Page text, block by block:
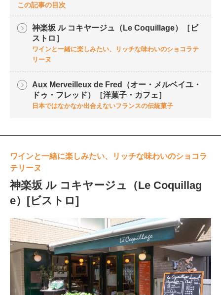
この記事の目次
神楽坂 ル コキヤージュ（Le Coquillage）［ビ
ストロ］
ワインと一緒に楽しみたい、リッチな味わいのショコラテ
リーヌ
Aux Merveilleux de Fred（オー・メルベイユ・
ドゥ・フレッド）［洋菓子・カフェ］
日本ではなかなか出合えないフランスの伝統菓子
ワインと一緒に楽しみたい、リッチな味わいのショコラ
テリーヌ
神楽坂 ル コキヤージュ（Le Coquillag
e）[ビストロ]